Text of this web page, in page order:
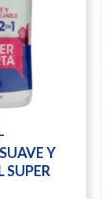
Y
SUPER